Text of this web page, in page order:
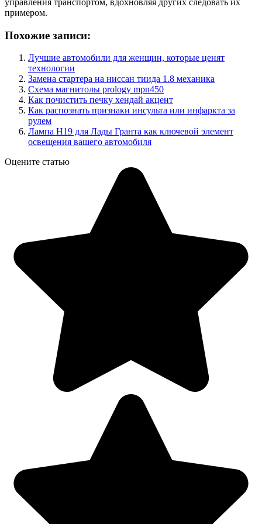
управления транспортом, вдохновляя других следовать их
примером.
Похожие записи:
Лучшие автомобили для женщин, которые ценят
технологии
Замена стартера на ниссан тиида 1.8 механика
Схема магнитолы prology mpn450
Как почистить печку хендай акцент
Как распознать признаки инсульта или инфаркта за
рулем
Лампа H19 для Лады Гранта как ключевой элемент
освещения вашего автомобиля
Оцените статью